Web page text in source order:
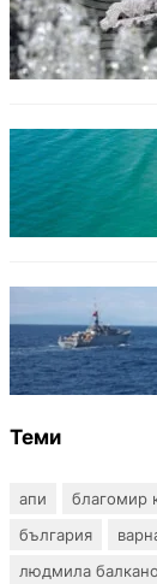
Теми
апи благомир
българия
людмила